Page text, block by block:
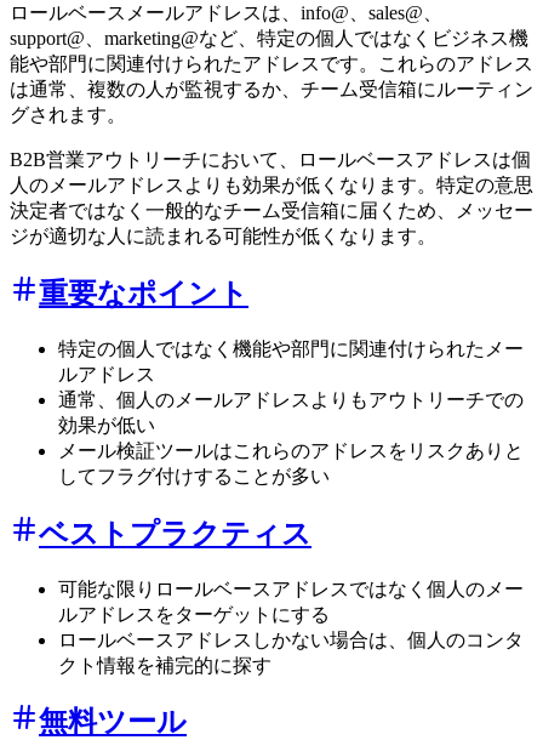
ロールベースメールアドレスは、info@、sales@、
support@、marketing@など、特定の個人ではなくビジネス機
能や部門に関連付けられたアドレスです。これらのアドレス
は通常、複数の人が監視するか、チーム受信箱にルーティン
グされます。
B2B営業アウトリーチにおいて、ロールベースアドレスは個
人のメールアドレスよりも効果が低くなります。特定の意思
決定者ではなく一般的なチーム受信箱に届くため、メッセー
ジが適切な人に読まれる可能性が低くなります。
重要なポイント
特定の個人ではなく機能や部門に関連付けられたメー
ルアドレス
通常、個人のメールアドレスよりもアウトリーチでの
効果が低い
メール検証ツールはこれらのアドレスをリスクありと
してフラグ付けすることが多い
ベストプラクティス
可能な限りロールベースアドレスではなく個人のメー
ルアドレスをターゲットにする
ロールベースアドレスしかない場合は、個人のコンタ
クト情報を補完的に探す
無料ツール